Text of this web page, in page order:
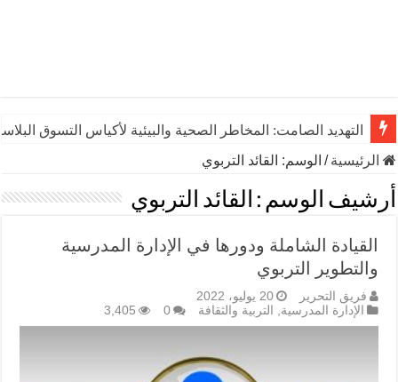
التهديد الصامت: المخاطر الصحية والبيئية لأكياس التسوق
الرئيسية/ الوسم: القائد التربوي
أرشيف الوسم : القائد التربوي
القيادة الشاملة ودورها في الإدارة المدرسية
والتطوير التربوي
فريق التحرير
20 يوليو، 2022
الإدارة المدرسية, التربية والثقافة 0
3,405